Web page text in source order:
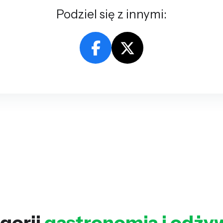
Podziel się z innymi: